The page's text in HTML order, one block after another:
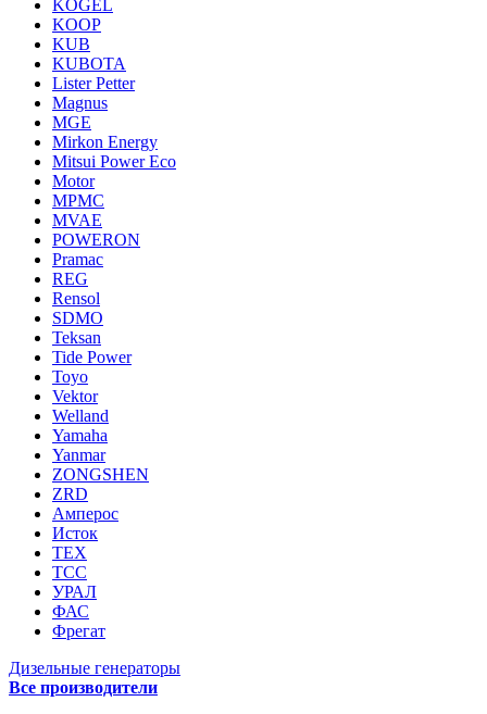
KOGEL
KOOP
KUB
KUBOTA
Lister Petter
Magnus
MGE
Mirkon Energy
Mitsui Power Eco
Motor
MPMC
MVAE
POWERON
Pramac
REG
Rensol
SDMO
Teksan
Tide Power
Toyo
Vektor
Welland
Yamaha
Yanmar
ZONGSHEN
ZRD
Амперос
Исток
ТЕХ
ТСС
УРАЛ
ФАС
Фрегат
Дизельные генераторы
Все производители